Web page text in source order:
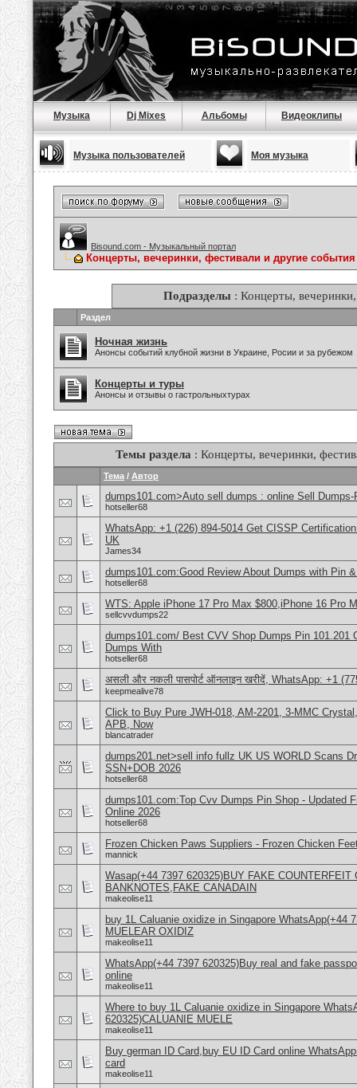
Музыка Dj Mixes Альбомы Видеоклипы
Музыка пользователей Моя музыка
Bisound.com - Музыкальный портал
Концерты, вечеринки, фестивали и другие события
Подразделы: Концерты,
Раздел
Ночная жизнь
Анонсы событий клубной жизни в Украине, Росии и за рубежом
Концерты и туры
Анонсы и отзывы о гастрольныхтурах
Темы раздела : Концерты, вечеринки,
Тема / Автор
dumps101.com>Auto sell dumps : online Sell
hotseller68
WhatsApp: +1 (226) 894-5014​ Get CISSP
UK
James34
dumps101.com:Good Review About Dumps with Pin
hotseller68
WTS: Apple iPhone 17 Pro Max $800,iPhone 16 Pro
sellcvvdumps22
dumps101.com/ Best CVV Shop Dumps Pin 101.201
Dumps With
hotseller68
असली और नकली पासपोर्ट ऑनलाइन खरीदें, WhatsApp: +1
keepmealive78
Click to Buy Pure JWH-018, AM-2201, 3-MMC
APB, Now
blancatrader
dumps201.net>sell info fullz UK US WORLD Scans
SSN+DOB 2026
hotseller68
dumps101.com:Top Cvv Dumps Pin Shop - Updated
Online 2026
hotseller68
Frozen Chicken Paws Suppliers - Frozen Chicken
mannick
Wasap(+44 7397 620325)BUY FAKE COUNTERFEIT
BANKNOTES,FAKE CANADAIN
makeolise11
buy 1L Caluanie oxidize in Singapore WhatsApp(+44
MUELEAR OXIDIZ
makeolise11
WhatsApp(+44 7397 620325)Buy real and fake
online
makeolise11
Where to buy 1L Caluanie oxidize in Singapore
620325)CALUANIE MUELE
makeolise11
Buy german ID Card,buy EU ID Card online
card
makeolise11